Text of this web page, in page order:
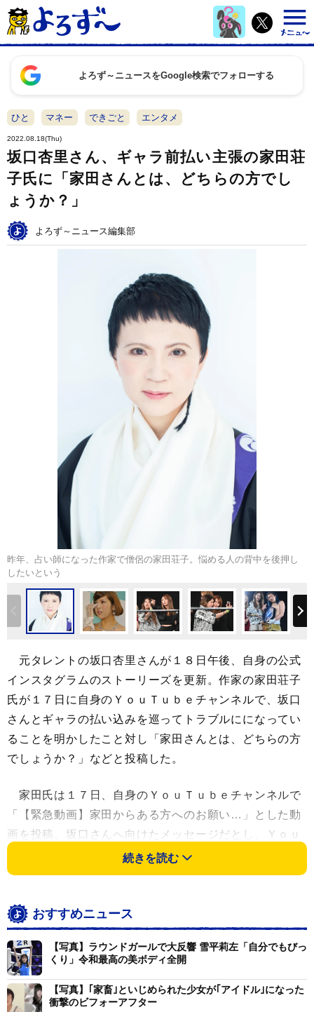
よろず～ニュースをGoogle検索でフォローする
ひと マネー できごと エンタメ
2022.08.18(Thu)
坂口杏里さん、ギャラ前払い主張の家田荘
子氏に「家田さんとは、どちらの方でし
ょうか？」
よろず～ニュース編集部
昨年、占い師になった作家で僧侶の家田荘子。悩める人の背中を後押し
したいという
元タレントの坂口杏里さんが１８日午後、自身の公式
インスタグラムのストーリーズを更新。作家の家田荘子
氏が１７日に自身のＹｏｕＴｕｂｅチャンネルで、坂口
さんとギャラの払い込みを巡ってトラブルにになってい
ることを明かしたこと対し「家田さんとは、どちらの方
でしょうか？」などと投稿した。
家田氏は１７日、自身のＹｏｕＴｕｂｅチャンネルで
「【緊急動画】家田からある方へのお願い…」とした動
画を投稿。坂口さんへ向けたメッセージだとし、Ｙｏｕ
Ｔｕｂｅへの出演を依頼したところギャラの前払い要求
があり、振り込んだものの連絡が取れなくなっているこ
家田氏は「スタッフさんがコンタクトして下さってお
返事いただけないので、致し方なくこうやってＹｏｕＴ
ｕｂｅを通じてラブコールをしております。坂口杏里さ
ん、ぜひ連絡を下さいと」訴えた。
続きを読む
おすすめニュース
【写真】ラウンドガールで大反響 雪平莉左「自分でもびっ
くり」令和最高の美ボディ全開
【写真】｢家畜｣といじめられた少女が｢アイドル｣になった
衝撃のビフォーアフター